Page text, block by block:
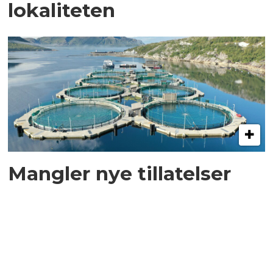
lokaliteten
Mangler nye tillatelser